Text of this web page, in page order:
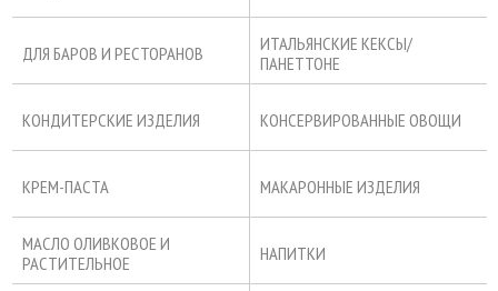
ДЛЯ БАРОВ И РЕСТОРАНОВ
ИТАЛЬЯНСКИЕ КЕКСЫ/
ПАНЕТТОНЕ
КОНДИТЕРСКИЕ ИЗДЕЛИЯ КОНСЕРВИРОВАННЫЕ ОВОЩИ
КРЕМ-ПАСТА МАКАРОННЫЕ ИЗДЕЛИЯ
МАСЛО ОЛИВКОВОЕ И
РАСТИТЕЛЬНОЕ
НАПИТКИ